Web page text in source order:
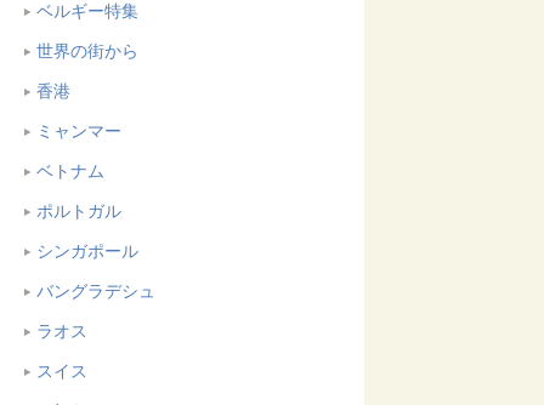
ベルギー特集
世界の街から
香港
ミャンマー
ベトナム
ポルトガル
シンガポール
バングラデシュ
ラオス
スイス